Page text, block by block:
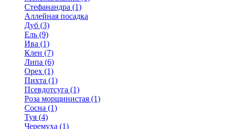
Стефанандра (1)
Аллейная посадка
Дуб (3)
Ель (9)
Ива (1)
Клен (7)
Липа (6)
Орех (1)
Пихта (1)
Псевдотсуга (1)
Роза морщинистая (1)
Сосна (1)
Туя (4)
Черемуха (1)